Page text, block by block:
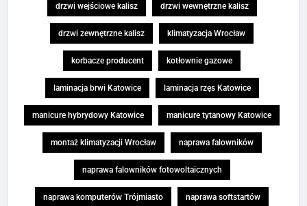
drzwi wejściowe kalisz drzwi wewnętrzne kalisz
drzwi zewnętrzne kalisz klimatyzacja Wrocław
korbacze producent kotłownie gazowe
laminacja brwi Katowice laminacja rzęs Katowice
manicure hybrydowy Katowice manicure tytanowy Katowice
montaż klimatyzacji Wrocław naprawa falowników
naprawa falowników fotowoltaicznych
naprawa komputerów Trójmiasto naprawa softstartów